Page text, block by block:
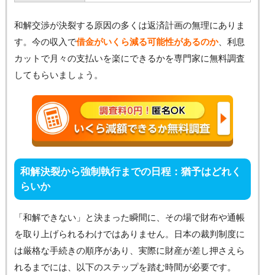
和解交渉が決裂する原因の多くは返済計画の無理にありま
す。今の収入で借金がいくら減る可能性があるのか、利息
カットで月々の支払いを楽にできるかを専門家に無料調査
してもらいましょう。
和解決裂から強制執行までの日程：猶予はどれく
らいか
「和解できない」と決まった瞬間に、その場で財布や通帳
を取り上げられるわけではありません。日本の裁判制度に
は厳格な手続きの順序があり、実際に財産が差し押さえら
れるまでには、以下のステップを踏む時間が必要です。